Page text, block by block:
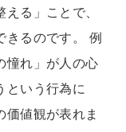
る」ことで、
きるのです。 例
憧れ」が人の心
という行為に
価値観が表れま